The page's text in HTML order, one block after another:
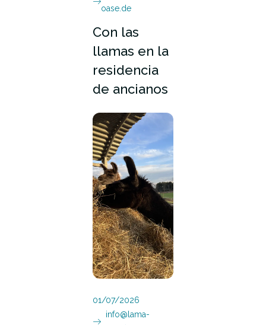
oase.de
Con las
llamas en la
residencia
de ancianos
01/07/2026
info@lama-